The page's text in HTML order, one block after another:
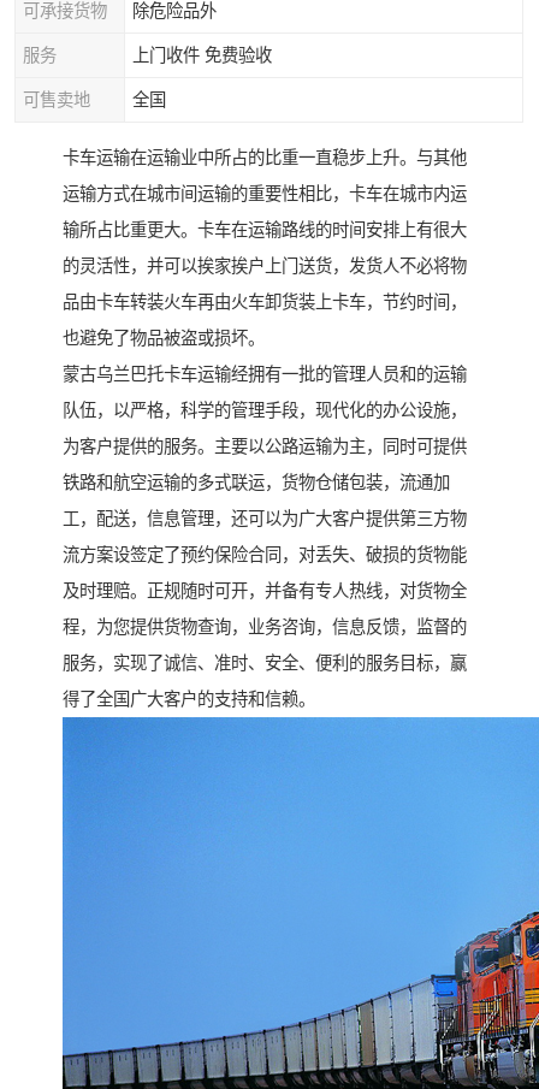
可承接货物 除危险品外
服务 上门收件 免费验收
可售卖地 全国
卡车运输在运输业中所占的比重一直稳步上升。与其他
运输方式在城市间运输的重要性相比，卡车在城市内运
输所占比重更大。卡车在运输路线的时间安排上有很大
的灵活性，并可以挨家挨户上门送货，发货人不必将物
品由卡车转装火车再由火车卸货装上卡车，节约时间，
也避免了物品被盗或损坏。
蒙古乌兰巴托卡车运输经拥有一批的管理人员和的运输
队伍，以严格，科学的管理手段，现代化的办公设施，
为客户提供的服务。主要以公路运输为主，同时可提供
铁路和航空运输的多式联运，货物仓储包装，流通加
工，配送，信息管理，还可以为广大客户提供第三方物
流方案设签定了预约保险合同，对丢失、破损的货物能
及时理赔。正规随时可开，并备有专人热线，对货物全
程，为您提供货物查询，业务咨询，信息反馈，监督的
服务，实现了诚信、准时、安全、便利的服务目标，赢
得了全国广大客户的支持和信赖。